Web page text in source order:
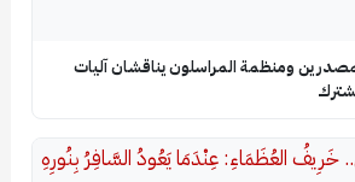
ومنظمة المراسلون يناقشان آليات